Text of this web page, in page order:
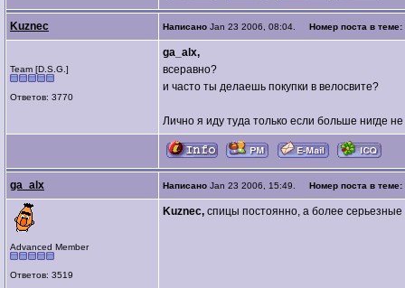
Kuznec Написано Jan 23 2006, 08:04. Номер поста в теме:
Team [D.S.G.]
Ответов: 3770
ga_alx,
всеравно?
и часто ты делаешь покупки в велосвите?
Лично я иду туда только если больше нигде
ga_alx Написано Jan 23 2006, 15:49. Номер поста в теме:
Advanced Member
Ответов: 3519
Kuznec, спицы постоянно, а более